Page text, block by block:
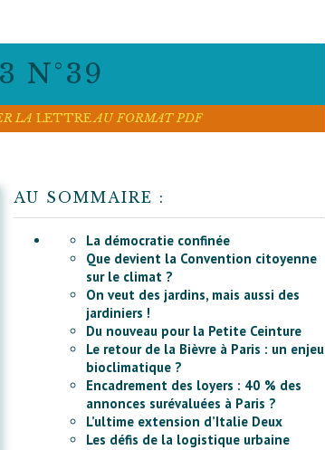
N°39
LA LETTREAU FORMAT PDF
AU SOMMAIRE :
La démocratie confinée
Que devient la Convention citoyenne
sur le climat ?
On veut des jardins, mais aussi des
jardiniers !
Du nouveau pour la Petite Ceinture
Le retour de la Bièvre à Paris : un enjeu
bioclimatique ?
Encadrement des loyers : 40 % des
annonces surévaluées à Paris ?
L’ultime extension d’Italie Deux
Les défis de la logistique urbaine